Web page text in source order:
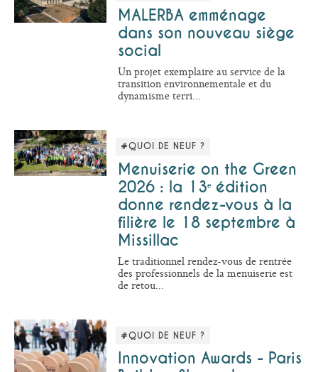
MALERBA emménage
dans son nouveau siège
social
Un projet exemplaire au service de la
transition environnementale et du
dynamisme terri...
#QUOI DE NEUF ?
Menuiserie on the Green
2026 : la 13ᵉ édition
donne rendez-vous à la
filière le 18 septembre à
Missillac
Le traditionnel rendez-vous de rentrée
des professionnels de la menuiserie est
de retou...
#QUOI DE NEUF ?
Innovation Awards - Paris